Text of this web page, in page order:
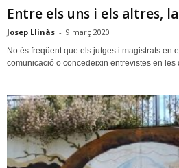
Entre els uns i els altres,
Josep Llinàs - 9 març 2020
No és freqüent que els jutges i magistrats en
comunicació o concedeixin entrevistes en les